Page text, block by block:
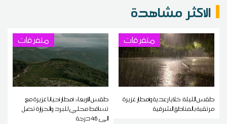
الاكثر مشاهدة
متفرقات
طقس الليلة: خلايا رعدية وأمطار غزيرة
مرتقبة بالمناطق الشرقية
متفرقات
طقس الاربعاء: أمطار أحيانا غزيرة مع
تساقط محلي للبرد والحرارة تصل
إلى 46 درجة